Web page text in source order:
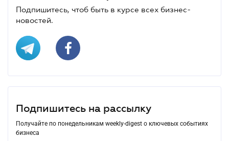
Подпишитесь, чтоб быть в курсе всех бизнес-
новостей.
Подпишитесь на рассылку
Получайте по понедельникам weekly-digest о ключевых событиях
бизнеса